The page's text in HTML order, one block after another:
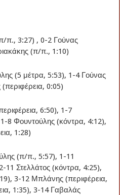
π., 3:27) , 0-2 Γούνας
(π/π., 1:10)
(5 μέτρα, 5:53), 1-4 Γούνας
0:05)
6:50), 1-7
8 Φουντούλης (κόντρα, 4:12),
1:28)
(π/π., 5:57), 1-11
11 Στελλάτος (κόντρα, 4:25),
3-12 Μπλάνης (περιφέρεια,
1:35), 3-14 Γαβαλάς